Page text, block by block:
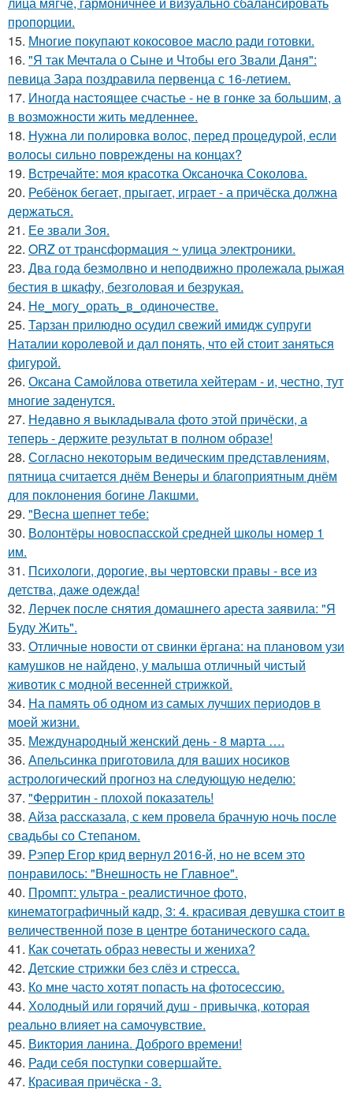
пропорции.
15. Многие покупают кокосовое масло ради готовки.
16. "Я так Мечтала о Сыне и Чтобы его Звали Даня":
певица Зара поздравила первенца с 16-летием.
17. Иногда настоящее счастье - не в гонке за большим, а
в возможности жить медленнее.
18. Нужна ли полировка волос, перед процедурой, если
волосы сильно повреждены на концах?
19. Встречайте: моя красотка Оксаночка Соколова.
20. Ребёнок бегает, прыгает, играет - а причёска должна
держаться.
21. Ее звали Зоя.
22. ORZ от трансформация ~ улица электроники.
23. Два года безмолвно и неподвижно пролежала рыжая
бестия в шкафу, безголовая и безрукая.
24. Не_могу_орать_в_одиночестве.
25. Тарзан прилюдно осудил свежий имидж супруги
Наталии королевой и дал понять, что ей стоит заняться
фигурой.
26. Оксана Самойлова ответила хейтерам - и, честно, тут
многие заденутся.
27. Недавно я выкладывала фото этой причёски, а
теперь - держите результат в полном образе!
28. Согласно некоторым ведическим представлениям,
пятница считается днём Венеры и благоприятным днём
для поклонения богине Лакшми.
29. "Весна шепнет тебе:
30. Волонтёры новоспасской средней школы номер 1
им.
31. Психологи, дорогие, вы чертовски правы - все из
детства, даже одежда!
32. Лерчек после снятия домашнего ареста заявила: "Я
Буду Жить".
33. Отличные новости от свинки ёргана: на плановом узи
камушков не найдено, у малыша отличный чистый
животик с модной весенней стрижкой.
34. На память об одном из самых лучших периодов в
моей жизни.
35. Международный женский день - 8 марта ….
36. Апельсинка приготовила для ваших носиков
астрологический прогноз на следующую неделю:
37. "Ферритин - плохой показатель!
38. Айза рассказала, с кем провела брачную ночь после
свадьбы со Степаном.
39. Рэпер Егор крид вернул 2016-й, но не всем это
понравилось: "Внешность не Главное".
40. Промпт: ультра - реалистичное фото,
кинематографичный кадр, 3: 4. красивая девушка стоит в
величественной позе в центре ботанического сада.
41. Как сочетать образ невесты и жениха?
42. Детские стрижки без слёз и стресса.
43. Ко мне часто хотят попасть на фотосессию.
44. Холодный или горячий душ - привычка, которая
реально влияет на самочувствие.
45. Виктория ланина. Доброго времени!
46. Ради себя поступки совершайте.
47. Красивая причёска - 3.